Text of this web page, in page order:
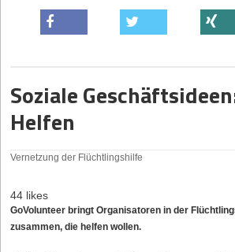
Soziale
Helfen
Vernetzung der Flüchtlingshilfe
44 likes
GoVolunteer bringt Organisatoren in der
zusammen, die helfen wollen.